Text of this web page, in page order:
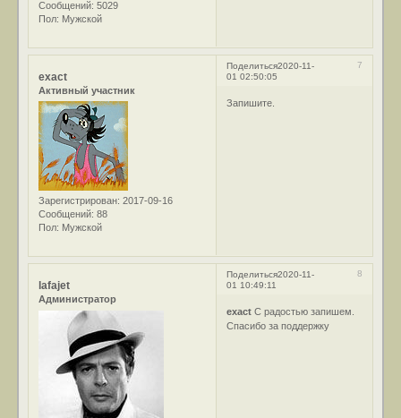
Сообщений: 5029
Пол: Мужской
Поделиться 7
2020-11-
01 02:50:05
exact
Активный участник
Зарегистрирован: 2017-09-16
Сообщений: 88
Пол: Мужской
Запишите.
Поделиться 8
2020-11-
01 10:49:11
lafajet
Администратор
exact С радостью запишем.
Спасибо за поддержку